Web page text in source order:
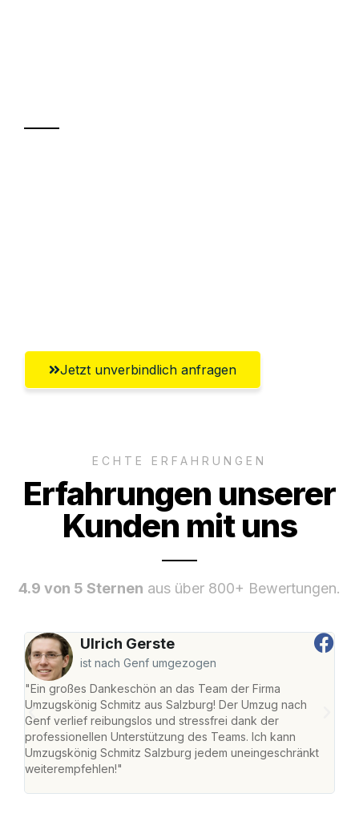
Jetzt unverbindlich anfragen
ECHTE ERFAHRUNGEN
Erfahrungen unserer
Kunden mit uns
4.9 von 5 Sternen aus über 800+ Bewertungen.
Ulrich Gerste
ist nach Genf umgezogen
"Ein großes Dankeschön an das Team der Firma
Umzugskönig Schmitz aus Salzburg! Der Umzug nach
Genf verlief reibungslos und stressfrei dank der
professionellen Unterstützung des Teams. Ich kann
Umzugskönig Schmitz Salzburg jedem uneingeschränkt
weiterempfehlen!"